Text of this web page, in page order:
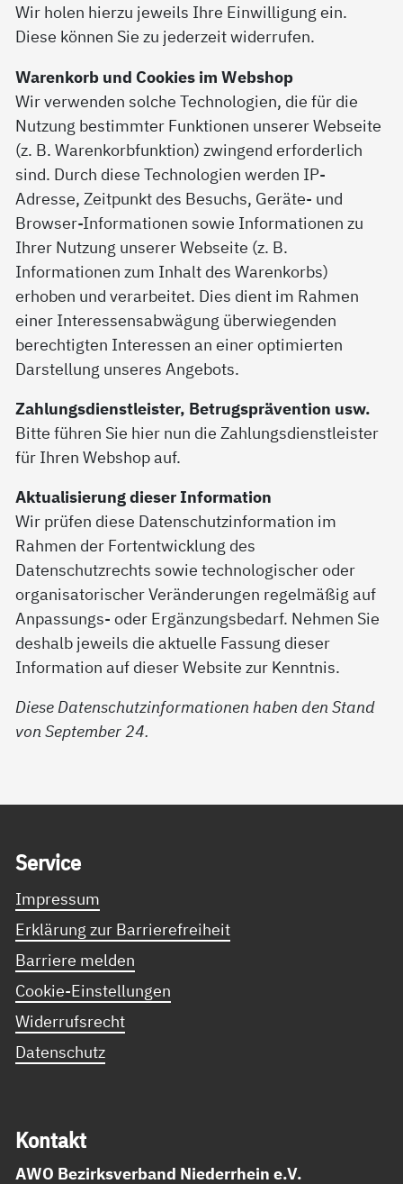
Wir holen hierzu jeweils Ihre Einwilligung ein.
Diese können Sie zu jederzeit widerrufen.
Warenkorb und Cookies im Webshop
Wir verwenden solche Technologien, die für die
Nutzung bestimmter Funktionen unserer Webseite
(z. B. Warenkorbfunktion) zwingend erforderlich
sind. Durch diese Technologien werden IP-
Adresse, Zeitpunkt des Besuchs, Geräte- und
Browser-Informationen sowie Informationen zu
Ihrer Nutzung unserer Webseite (z. B.
Informationen zum Inhalt des Warenkorbs)
erhoben und verarbeitet. Dies dient im Rahmen
einer Interessensabwägung überwiegenden
berechtigten Interessen an einer optimierten
Darstellung unseres Angebots.
Zahlungsdienstleister, Betrugsprävention usw.
Bitte führen Sie hier nun die Zahlungsdienstleister
für Ihren Webshop auf.
Aktualisierung dieser Information
Wir prüfen diese Datenschutzinformation im
Rahmen der Fortentwicklung des
Datenschutzrechts sowie technologischer oder
organisatorischer Veränderungen regelmäßig auf
Anpassungs- oder Ergänzungsbedarf. Nehmen Sie
deshalb jeweils die aktuelle Fassung dieser
Information auf dieser Website zur Kenntnis.
Diese Datenschutzinformationen haben den Stand
von September 24.
Ser­vice
Impressum
Erklärung zur Barrierefreiheit
Barriere melden
Cookie-Einstellungen
Widerrufsrecht
Datenschutz
Kon­takt
AWO Bezirksverband Niederrhein e.V.